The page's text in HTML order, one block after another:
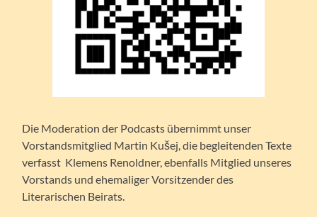
Die Moderation der Podcasts übernimmt unser
Vorstandsmitglied Martin Kušej, die begleitenden Texte
verfasst Klemens Renoldner, ebenfalls Mitglied unseres
Vorstands und ehemaliger Vorsitzender des
Literarischen Beirats.